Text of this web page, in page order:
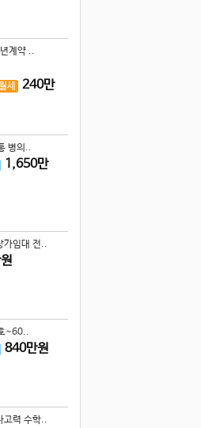
계약 ..
세 240만
병의..
1,650만
가임대 전..
~60..
840만원
고력 수학..